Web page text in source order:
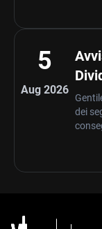
5
Aug 2026
dei